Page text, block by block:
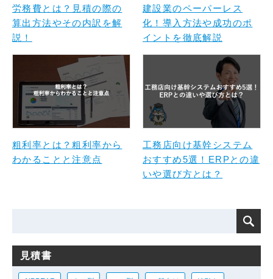
労務費とは？見積の際の
算出方法やその内訳を解
説！
建設業のペーパーレス
化！導入方法や成功のポ
イントを徹底解説
粗利率とは？粗利率から
わかることと注意点
工務店向け基幹システム
おすすめ5選！ERPとの違
いや選び方とは？
見積書